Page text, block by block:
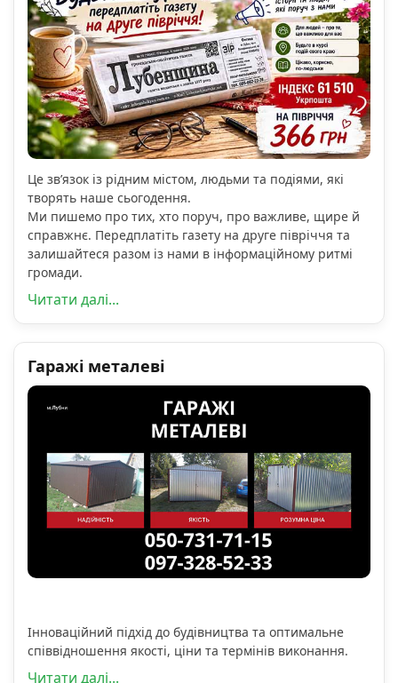
Це зв’язок із рідним містом, людьми та подіями, які
творять наше сьогодення.
Ми пишемо про тих, хто поруч, про важливе, щире й
справжнє. Передплатіть газету на друге півріччя та
залишайтеся разом із нами в інформаційному ритмі
громади.
Читати далі...
Гаражі металеві
Інноваційний підхід до будівництва та оптимальне
співвідношення якості, ціни та термінів виконання.
Читати далі...